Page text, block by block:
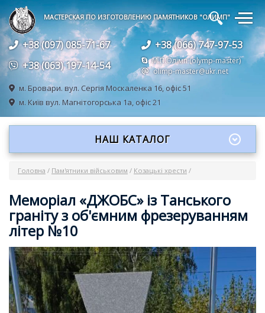
🔍
МАСТЕРСКАЯ ПО ИЗГОТОВЛЕНИЮ ПАМЯТНИКОВ "ОЛИМП"
+38 (097) 085-71-67
+38 (063) 197-14-54
+38 (066) 747-97-53
М.П.Олімп (olymp-master)
olimp-master@ukr.net
м. Бровари. вул. Сергія Москаленка 16, офіс 51
м. Київ вул. Магнітогорська 1а, офіс 21
Головна / Пам'ятники військовим / Козацькі хрести /
Меморіал «ДЖОБС» із Танського
граніту з об'ємним фрезеруванням
літер №10
НАШ КАТАЛОГ